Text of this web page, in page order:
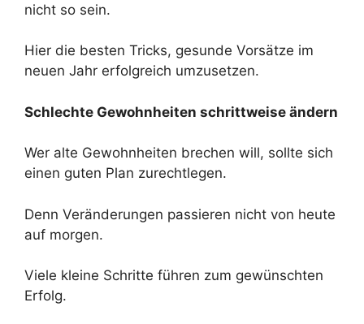
nicht so sein.
Hier die besten Tricks, gesunde Vorsätze im
neuen Jahr erfolgreich umzusetzen.
Schlechte Gewohnheiten schrittweise ändern
Wer alte Gewohnheiten brechen will, sollte sich
einen guten Plan zurechtlegen.
Denn Veränderungen passieren nicht von heute
auf morgen.
Viele kleine Schritte führen zum gewünschten
Erfolg.